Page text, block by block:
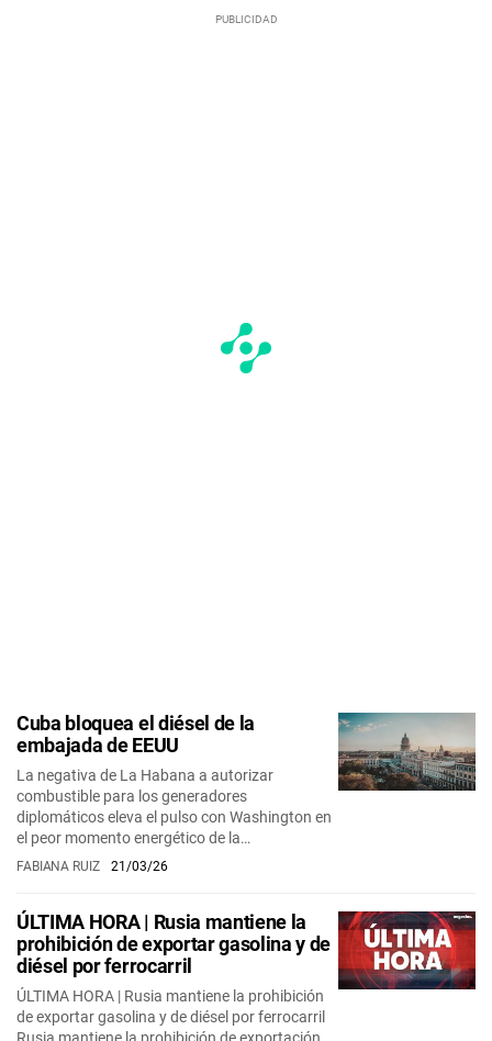
Cuba bloquea el diésel de la
embajada de EEUU
La negativa de La Habana a autorizar
combustible para los generadores
diplomáticos eleva el pulso con Washington en
el peor momento energético de la…
FABIANA RUIZ 21/03/26
ÚLTIMA HORA | Rusia mantiene la
prohibición de exportar gasolina y de
diésel por ferrocarril
ÚLTIMA HORA | Rusia mantiene la prohibición
de exportar gasolina y de diésel por ferrocarril